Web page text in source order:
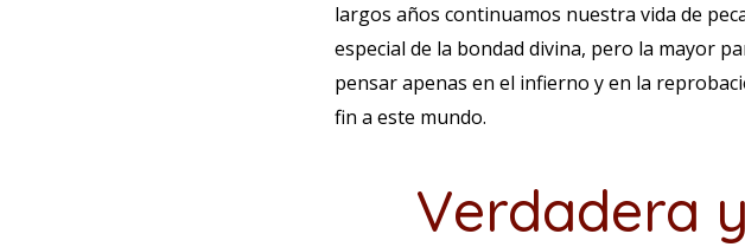
largos años continuamos nuestra vida de
especial de la bondad divina, pero la mayor
pensar apenas en el infierno y en la
fin a este mundo.
Verdadera